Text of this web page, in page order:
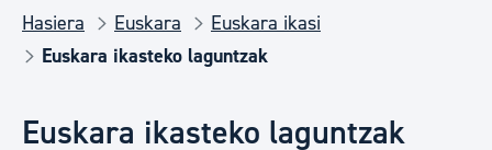
Hasiera Euskara
Euskara ikasi
Euskara ikasteko laguntzak
Euskara ikasteko laguntzak